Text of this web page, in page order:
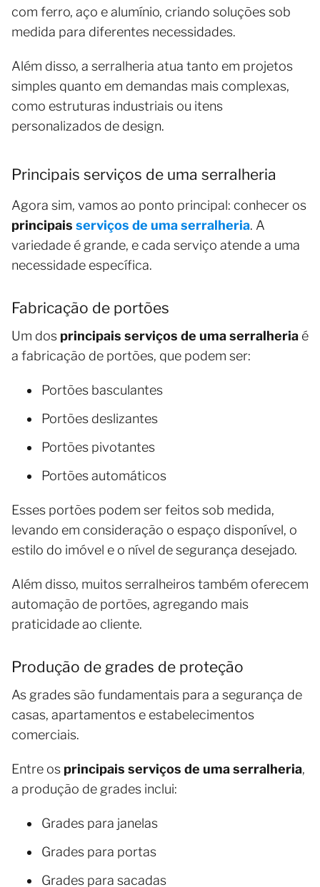
com ferro, aço e alumínio, criando soluções sob
medida para diferentes necessidades.
Além disso, a serralheria atua tanto em projetos
simples quanto em demandas mais complexas,
como estruturas industriais ou itens
personalizados de design.
Principais serviços de uma serralheria
Agora sim, vamos ao ponto principal: conhecer os
principais serviços de uma serralheria. A
variedade é grande, e cada serviço atende a uma
necessidade específica.
Fabricação de portões
Um dos principais serviços de uma serralheria é
a fabricação de portões, que podem ser:
Portões basculantes
Portões deslizantes
Portões pivotantes
Portões automáticos
Esses portões podem ser feitos sob medida,
levando em consideração o espaço disponível, o
estilo do imóvel e o nível de segurança desejado.
Além disso, muitos serralheiros também oferecem
automação de portões, agregando mais
praticidade ao cliente.
Produção de grades de proteção
As grades são fundamentais para a segurança de
casas, apartamentos e estabelecimentos
comerciais.
Entre os principais serviços de uma serralheria,
a produção de grades inclui:
Grades para janelas
Grades para portas
Grades para sacadas